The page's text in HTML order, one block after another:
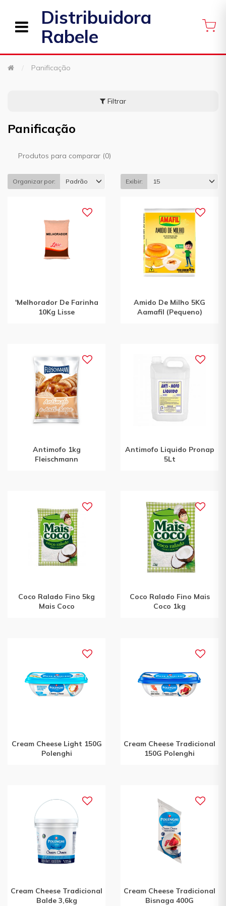
Distribuidora
Rabele
Panificação
Filtrar
Panificação
Produtos para comparar (0)
Organizar por: Padrão Exibir: 15
'Melhorador De Farinha
10Kg Lisse
Amido De Milho 5KG
Aamafil (Pequeno)
Antimofo 1kg
Fleischmann
Antimofo Liquido Pronap
5Lt
Coco Ralado Fino 5kg
Mais Coco
Coco Ralado Fino Mais
Coco 1kg
Cream Cheese Light 150G
Polenghi
Cream Cheese Tradicional
150G Polenghi
Cream Cheese Tradicional
Balde 3,6kg
Cream Cheese Tradicional
Bisnaga 400G